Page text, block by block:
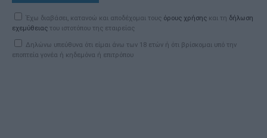
Έχω διαβάσει, κατανοώ και αποδέχομαι τους όρους χρήσης και τη δήλωση
εχεμύθειας του ιστοτόπου της εταιρείας
Δηλώνω υπεύθυνα ότι είμαι άνω των 18 ετών ή ότι βρίσκομαι υπό την
εποπτεία γονέα ή κηδεμόνα ή επιτρόπου